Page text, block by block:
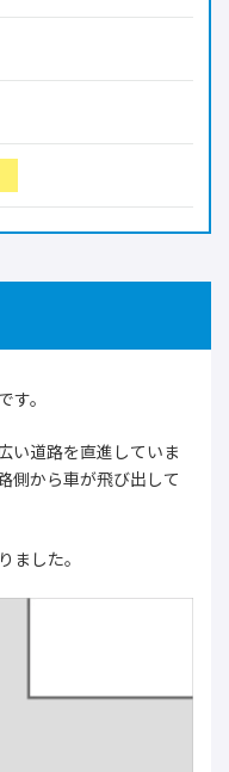
。
い道路を直進していま
側から車が飛び出して
ました。